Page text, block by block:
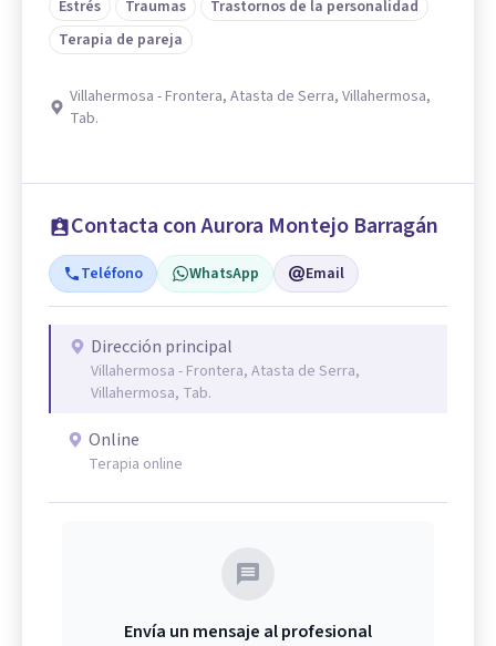
Estrés
Traumas
Trastornos de la personalidad
Terapia de pareja
Villahermosa - Frontera, Atasta de Serra, Villahermosa,
Tab.
Contacta con Aurora Montejo Barragán
Teléfono WhatsApp Email
Dirección principal
Villahermosa - Frontera, Atasta de Serra,
Villahermosa, Tab.
Online
Terapia online
Envía un mensaje al profesional